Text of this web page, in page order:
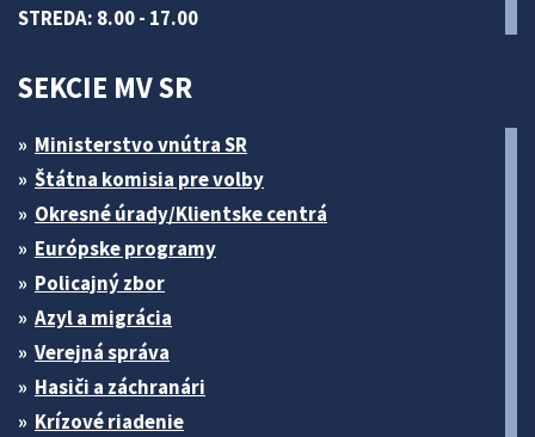
STREDA: 8.00 - 17.00
SEKCIE MV SR
Ministerstvo vnútra SR
Štátna komisia pre volby
Okresné úrady/Klientske centrá
Európske programy
Policajný zbor
Azyl a migrácia
Verejná správa
Hasiči a záchranári
Krízové riadenie